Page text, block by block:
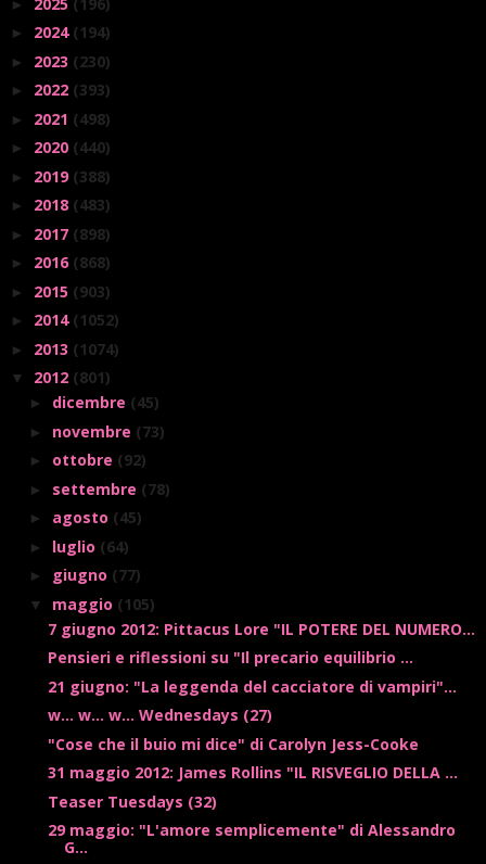
►
► 2024 (194)
► 2023 (230)
► 2022 (393)
► 2021 (498)
► 2020 (440)
► 2019 (388)
► 2018 (483)
► 2017 (898)
► 2016 (868)
► 2015 (903)
► 2014 (1052)
► 2013 (1074)
▼ 2012 (801)
► dicembre (45)
► novembre (73)
► ottobre (92)
► settembre (78)
► agosto (45)
► luglio (64)
► giugno (77)
▼ maggio (105)
7 giugno 2012: Pittacus Lore "IL POTERE DEL NUMERO...
Pensieri e riflessioni su "Il precario equilibrio ...
21 giugno: "La leggenda del cacciatore di vampiri"...
w... w... w... Wednesdays (27)
"Cose che il buio mi dice" di Carolyn Jess-Cooke
31 maggio 2012: James Rollins "IL RISVEGLIO DELLA ...
Teaser Tuesdays (32)
29 maggio: "L'amore semplicemente" di Alessandro
G...